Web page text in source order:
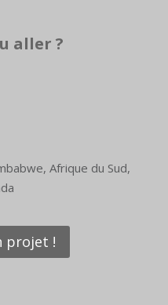
aller ?
Afrique du Sud,
projet !